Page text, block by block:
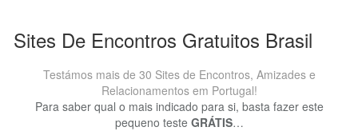
Sites De Encontros Gratuitos Brasil
Testámos mais de 30 Sites de Encontros, Amizades e
Relacionamentos em Portugal!
Para saber qual o mais indicado para si, basta fazer este
pequeno teste GRÁTIS…